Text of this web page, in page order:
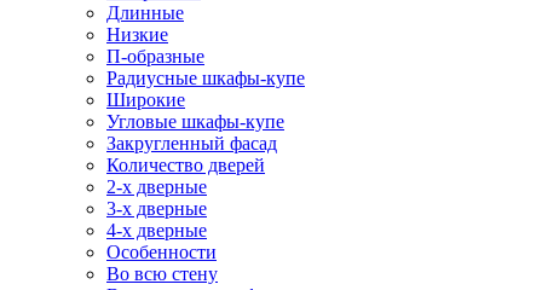
Длинные
Низкие
П-образные
Радиусные шкафы-купе
Широкие
Угловые шкафы-купе
Закругленный фасад
Количество дверей
2-х дверные
3-х дверные
4-х дверные
Особенности
Во всю стену